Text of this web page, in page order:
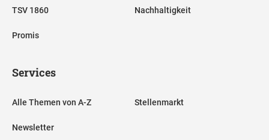
TSV 1860
Promis
Nachhaltigkeit
Services
Alle Themen von A-Z
Newsletter
Stellenmarkt